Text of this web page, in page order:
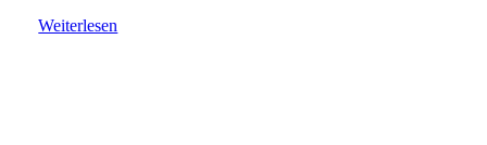
Weiterlesen